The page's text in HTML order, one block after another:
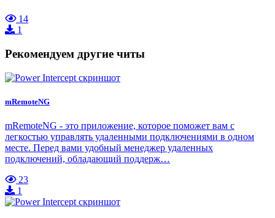
14
1
Рекомендуем другие читы
mRemoteNG
mRemoteNG - это приложение, которое поможет вам с
легкостью управлять удаленными подключениями в одном
месте. Перед вами удобный менеджер удаленных
подключений, обладающий поддерж…
23
1